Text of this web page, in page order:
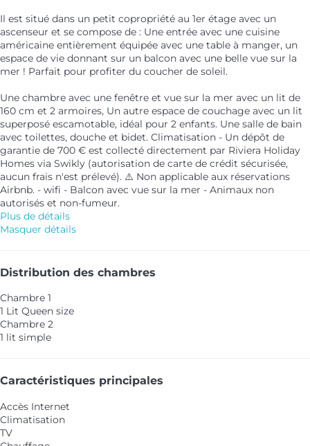
Il est situé dans un petit copropriété au 1er étage avec un
ascenseur et se compose de : Une entrée avec une cuisine
américaine entièrement équipée avec une table à manger, un
espace de vie donnant sur un balcon avec une belle vue sur la
mer ! Parfait pour profiter du coucher de soleil.
Une chambre avec une fenêtre et vue sur la mer avec un lit de
160 cm et 2 armoires, Un autre espace de couchage avec un lit
superposé escamotable, idéal pour 2 enfants. Une salle de bain
avec toilettes, douche et bidet. Climatisation - Un dépôt de
garantie de 700 € est collecté directement par Riviera Holiday
Homes via Swikly (autorisation de carte de crédit sécurisée,
aucun frais n'est prélevé). ⚠️ Non applicable aux réservations
Airbnb. - wifi - Balcon avec vue sur la mer - Animaux non
autorisés et non-fumeur.
Plus de détails
Masquer détails
Distribution des chambres
Chambre 1
1 Lit Queen size
Chambre 2
1 lit simple
Caractéristiques principales
Accès Internet
Climatisation
TV